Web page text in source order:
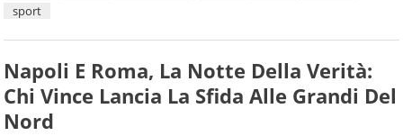
sport
Napoli E Roma, La Notte Della Verità:
Chi Vince Lancia La Sfida Alle Grandi Del
Nord